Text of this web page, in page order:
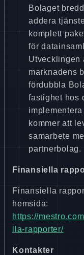
Bolaget
addera
komplett
för
Utvecklingen
marknadens
fördubbla
fastighet hos
kommer att
samarbete
partnerbolag.
Finansiella
Finansiella
hemsida:
https://
lla-rapporter/
Kontakter